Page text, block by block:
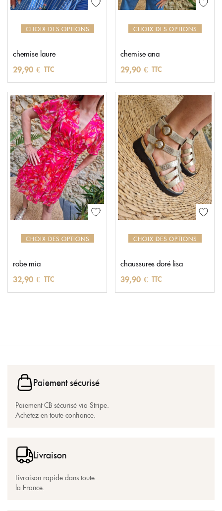
CHOIX DES OPTIONS
chemise laure
29,90 € TTC
CHOIX DES OPTIONS
chemise ana
29,90 € TTC
CHOIX DES OPTIONS
robe mia
32,90 € TTC
CHOIX DES OPTIONS
chaussures doré lisa
39,90 € TTC
Paiement sécurisé
Paiement CB sécurisé via Stripe.
Achetez en toute confiance.
Livraison
Livraison rapide dans toute
la France.